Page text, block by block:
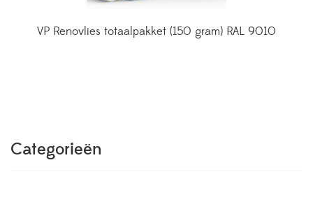
VP Renovlies totaalpakket (150 gram) RAL 9010
Categorieën